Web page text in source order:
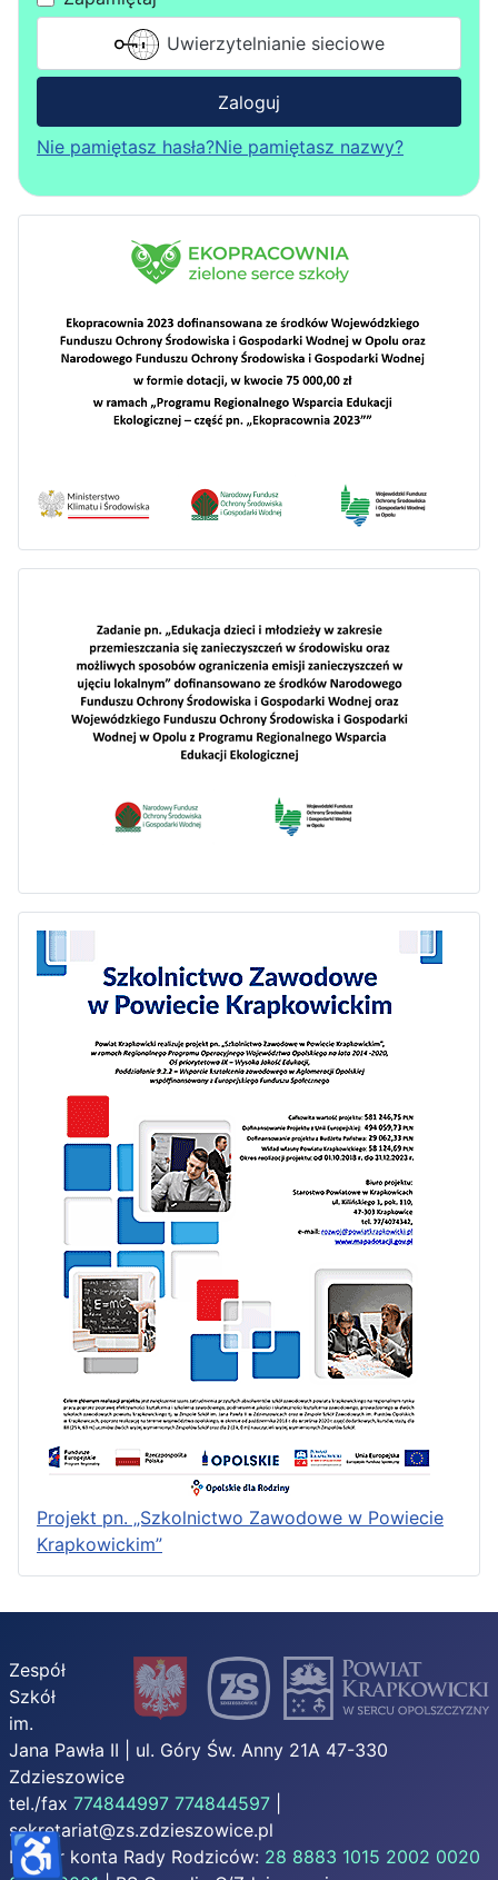
Uwierzytelnianie sieciowe
Zaloguj
Nie pamiętasz hasła?Nie pamiętasz nazwy?
Projekt pn. „Szkolnictwo Zawodowe w Powiecie
Krapkowickim”
Zespół
Szkół
im.
Jana Pawła II | ul. Góry Św. Anny 21A 47-330
Zdzieszowice
tel./fax 774844997 774844597
sekretariat@zs.zdzieszowice.pl
Numer konta Rady Rodziców: 28 8883 1015 2002 0020